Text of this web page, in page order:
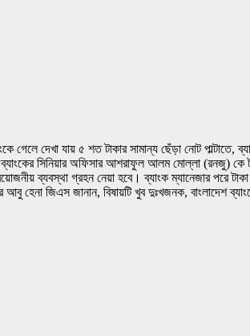
গেলে দেখা যায় ৫ শত টাকার সামান্য ছেঁড়া নোট পাল্টাতে,
সিনিয়ার অফিসার আশরাফুল আলম মোল্লা (রনজু) কে
ব্যবস্থা গ্রহন নেয়া হবে। ব্যাংক ম্যানেজার পরে
জিএস জানান, বিষায়টি খুব দুঃখজনক, বাংলাদেশ